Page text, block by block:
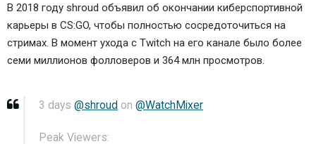
В 2018 году shroud объявил об окончании киберспортивной
карьеры в CS:GO, чтобы полностью сосредоточиться на
стримах. В момент ухода с Twitch на его канале было более
семи миллионов фолловеров и 364 млн просмотров.
3 days @shroud on @WatchMixer
Peak Viewers: